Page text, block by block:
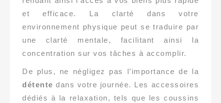
et efficace. La clarté dans votre
environnement physique peut se traduire par
une clarté mentale, facilitant ainsi la
concentration sur vos tâches à accomplir.
De plus, ne négligez pas l’importance de la
détente dans votre journée. Les accessoires
dédiés à la relaxation, tels que les coussins